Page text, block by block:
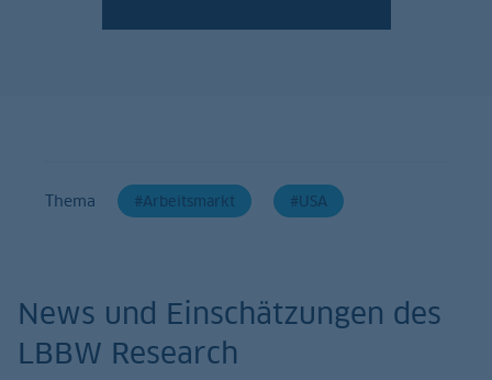
Thema Arbeitsmarkt USA
News und Einschätzungen des
LBBW Research